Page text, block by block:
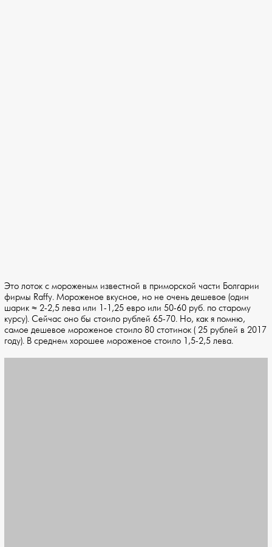
Это лоток с мороженым известной в приморской части Болгарии
фирмы Raffy. Мороженое вкусное, но не очень дешевое (один
шарик ≈ 2-2,5 лева или 1-1,25 евро или 50-60 руб. по старому
курсу). Сейчас оно бы стоило рублей 65-70. Но, как я помню,
самое дешевое мороженое стоило 80 стотинок ( 25 рублей в 2017
году). В среднем хорошее мороженое стоило 1,5-2,5 лева.